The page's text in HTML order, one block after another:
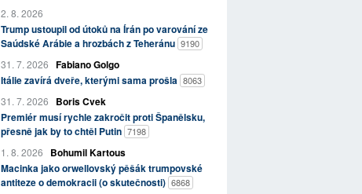
2. 8. 2026
Trump ustoupil od útoků na Írán po varování ze
Saúdské Arábie a hrozbách z Teheránu 9190
31. 7. 2026 Fabiano Golgo
Itálie zavírá dveře, kterými sama prošla 8063
31. 7. 2026
Boris Cvek
Premiér musí rychle zakročit proti Španělsku,
přesně jak by to chtěl Putin 7198
1. 8. 2026
Bohumil Kartous
Macinka jako orwellovský pěšák trumpovské
antiteze o demokracii (o skutečnosti) 6868